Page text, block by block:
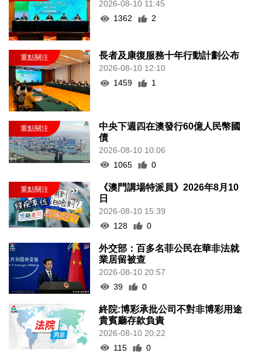
2026-08-10 11:45
1362
2
長者及康復服務十年行動計劃公布
2026-08-10 12:10
1459
1
中央下週四在澳發行60億人民幣國
債
2026-08-10 10:06
1065
0
《澳門講場特派員》2026年8月10
日
2026-08-10 15:39
128
0
外交部：百多名菲公民在華非法就
業居留被查
2026-08-10 20:57
39
0
終院:博彩承批公司不對非博彩用途
貴賓廳存款負責
2026-08-10 20:22
115
0